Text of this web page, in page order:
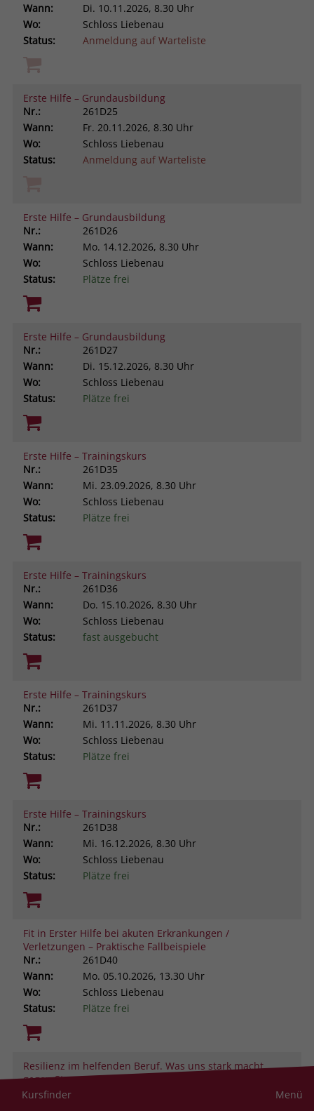
Wann:
Di. 10.11.2026, 8.30 Uhr
Wo:
Schloss Liebenau
Status:
Anmeldung auf Warteliste
Erste Hilfe – Grundausbildung
Nr.:
261D25
Wann:
Fr. 20.11.2026, 8.30 Uhr
Wo:
Schloss Liebenau
Status:
Anmeldung auf Warteliste
Erste Hilfe – Grundausbildung
Nr.:
261D26
Wann:
Mo. 14.12.2026, 8.30 Uhr
Wo:
Schloss Liebenau
Status:
Plätze frei
Erste Hilfe – Grundausbildung
Nr.:
261D27
Wann:
Di. 15.12.2026, 8.30 Uhr
Wo:
Schloss Liebenau
Status:
Plätze frei
Erste Hilfe – Trainingskurs
Nr.:
261D35
Wann:
Mi. 23.09.2026, 8.30 Uhr
Wo:
Schloss Liebenau
Status:
Plätze frei
Erste Hilfe – Trainingskurs
Nr.:
261D36
Wann:
Do. 15.10.2026, 8.30 Uhr
Wo:
Schloss Liebenau
Status:
fast ausgebucht
Erste Hilfe – Trainingskurs
Nr.:
261D37
Wann:
Mi. 11.11.2026, 8.30 Uhr
Wo:
Schloss Liebenau
Status:
Plätze frei
Erste Hilfe – Trainingskurs
Nr.:
261D38
Wann:
Mi. 16.12.2026, 8.30 Uhr
Wo:
Schloss Liebenau
Status:
Plätze frei
Fit in Erster Hilfe bei akuten Erkrankungen /
Verletzungen – Praktische Fallbeispiele
Nr.:
261D40
Wann:
Mo. 05.10.2026, 13.30 Uhr
Wo:
Schloss Liebenau
Status:
Plätze frei
Resilienz im helfenden Beruf. Was uns stark macht
gegen Stress und Belastung
Nr.:
Kursfinder Menü